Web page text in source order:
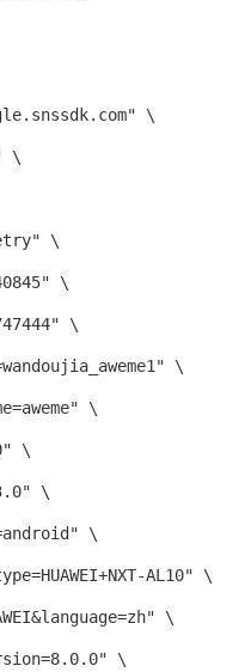
\
\
\
\
\
\
\
\
\
\
AL10" \
\
\